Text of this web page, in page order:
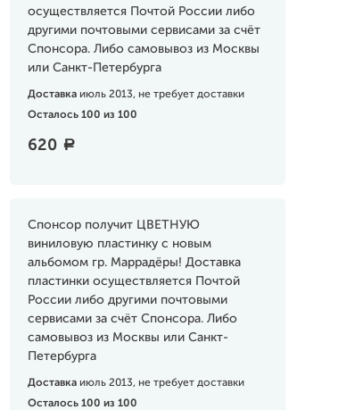
осуществляется Почтой России либо
другими почтовыми сервисами за счёт
Спонсора. Либо самовывоз из Москвы
или Санкт-Петербурга
Доставка июль 2013, не требует доставки
Осталось 100 из 100
620 a
Спонсор получит ЦВЕТНУЮ
виниловую пластинку с новым
альбомом гр. Маррадёры! Доставка
пластинки осуществляется Почтой
России либо другими почтовыми
сервисами за счёт Спонсора. Либо
самовывоз из Москвы или Санкт-
Петербурга
Доставка июль 2013, не требует доставки
Осталось 100 из 100